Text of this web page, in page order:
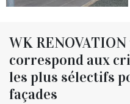
WK
correspond aux
les plus sélectifs
façades